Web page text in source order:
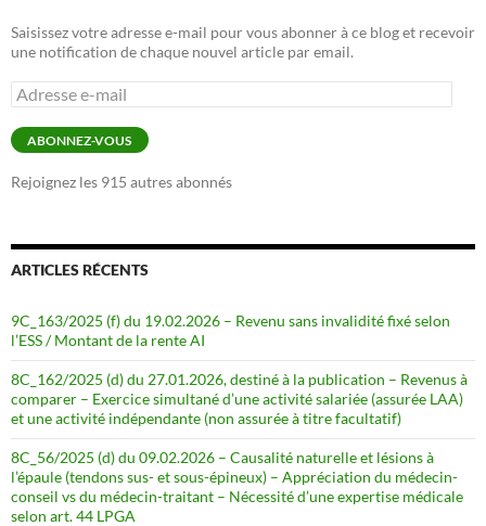
Saisissez votre adresse e-mail pour vous abonner à ce blog et recevoir
une notification de chaque nouvel article par email.
Adresse
e-
mail
ABONNEZ-VOUS
Rejoignez les 915 autres abonnés
ARTICLES RÉCENTS
9C_163/2025 (f) du 19.02.2026 – Revenu sans invalidité fixé selon
l’ESS / Montant de la rente AI
8C_162/2025 (d) du 27.01.2026, destiné à la publication – Revenus à
comparer – Exercice simultané d’une activité salariée (assurée LAA)
et une activité indépendante (non assurée à titre facultatif)
8C_56/2025 (d) du 09.02.2026 – Causalité naturelle et lésions à
l’épaule (tendons sus- et sous-épineux) – Appréciation du médecin-
conseil vs du médecin-traitant – Nécessité d’une expertise médicale
selon art. 44 LPGA